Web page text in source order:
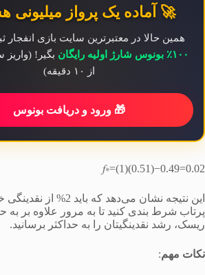
🚀 آماده یک پرواز میلیونی
همین حالا در معتبرترین سایت بازی انفجار
۱۰۰٪ بونوس شارژ اولیه رایگان
بگیر! (واریز
از ۱۰ دقیقه)
🎁 ورود و دریافت بونوس
𝑓∗=(1)(0.51)−0.49=0.02
این نتیجه نشان می‌دهد که باید
پرتاب شرط بندی کنید تا به مرور علاوه بر به
ریسک، رشد نقدینگیتان را به حداکثر برسانید.
نکات مهم: